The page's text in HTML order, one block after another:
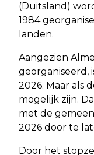
(Duitsland)
1984
landen.
Aangezien
georganiseerd,
2026. Maar als
mogelijk zijn.
met de
2026 door te
Door het